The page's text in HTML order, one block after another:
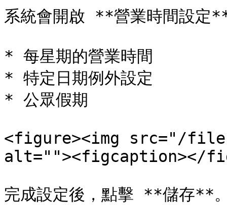
系統會開啟 **營業時間設定
* 每星期的營業時間
* 特定日期例外設定
* 公眾假期
<figure><img src="/files/
alt=""><figcaption></
完成設定後，點擊 **儲存**